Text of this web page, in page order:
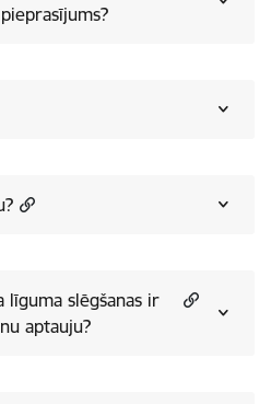
līguma slēgšanas ir
aptauju?